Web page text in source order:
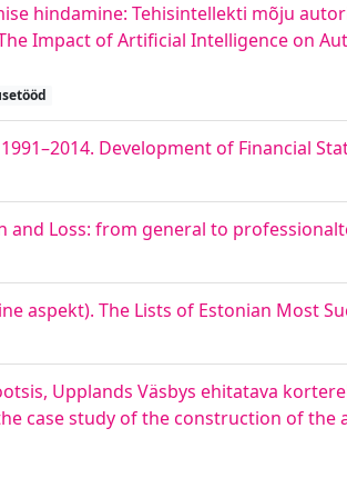
hindamine: Tehisintellekti mõju
Impact of Artificial Intelligence on
Development of Financial
and Loss: from general to
aspekt). The Lists of Estonian Most
Upplands Väsbys ehitatava
case study of the construction of